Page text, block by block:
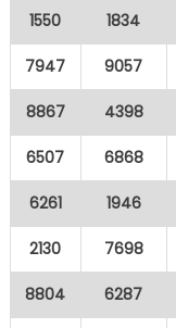
1550 1834
7947 9057
8867 4398
6507 6868
6261 1946
2130 7698
8804 6287